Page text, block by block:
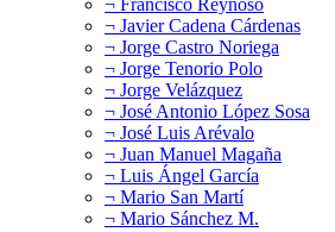
¬ Javier Cadena Cárdenas
¬ Jorge Castro Noriega
¬ Jorge Tenorio Polo
¬ Jorge Velázquez
¬ José Antonio López Sosa
¬ José Luis Arévalo
¬ Juan Manuel Magaña
¬ Luis Ángel García
¬ Mario San Martí
¬ Mario Sánchez M.